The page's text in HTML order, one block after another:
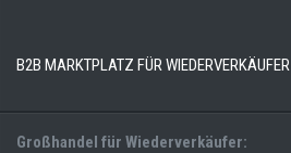
B2B MARKTPLATZ FÜR WIEDERVERKÄUFER
Großhandel für Wiederverkäufer: